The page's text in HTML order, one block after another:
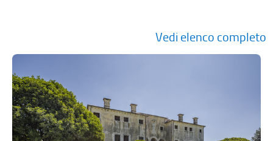
Vedi elenco completo